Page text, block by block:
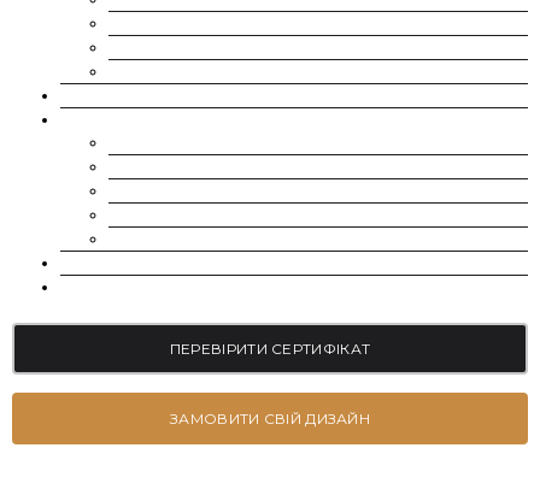
ПЕРЕВІРИТИ СЕРТИФІКАТ
ЗАМОВИТИ СВІЙ ДИЗАЙН